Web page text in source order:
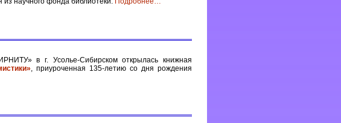
в г. Усолье-Сибирском открылась книжная
, приуроченная 135-летию со дня рождения